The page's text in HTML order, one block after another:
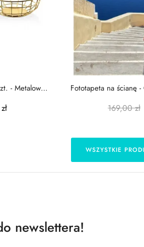
- Metalowe Fototapeta na ścianę
169,00 zł
WSZYSTKIE
newslettera!